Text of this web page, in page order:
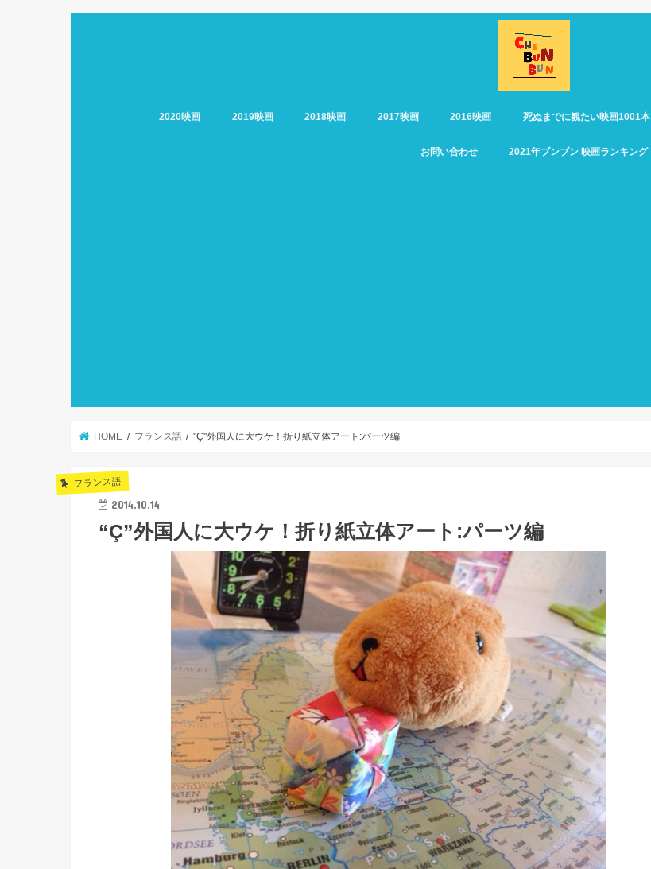
2020映画 2019映画 2018映画 2017映画 2016映画 死ぬまでに観たい映画1001本
お問い合わせ 2021年ブンブン 映画ランキング
HOME フランス語 "Ç"外国人に大ウケ！折り紙立体アート:パーツ編
フランス語
2014.10.14
“Ç”外国人に大ウケ！折り紙立体アート:パーツ編